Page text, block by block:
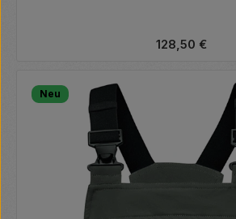
Regulärer Preis:
128,50 €
Neu